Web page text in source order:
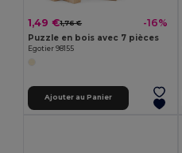
1,49 €1,76 € -16%
Puzzle en bois avec 7 pièces
Egotier 98155
Ajouter au Panier